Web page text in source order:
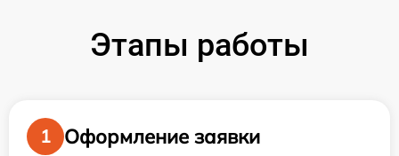
Этапы работы
1
Оформление заявки